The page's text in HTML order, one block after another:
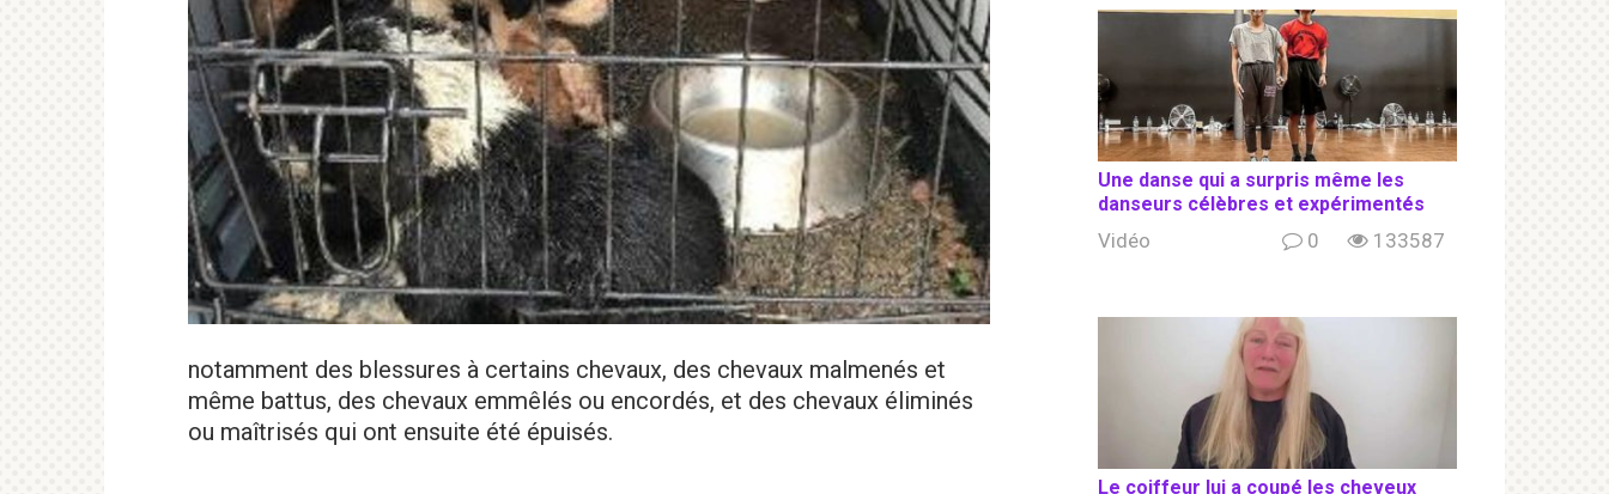
notamment des blessures à certains chevaux, des chevaux malmenés et
même battus, des chevaux emmêlés ou encordés, et des chevaux éliminés
ou maîtrisés qui ont ensuite été épuisés.
Une danse qui a surpris même les
danseurs célèbres et expérimentés
Vidéo 0 133587
Le coiffeur lui a coupé les cheveux